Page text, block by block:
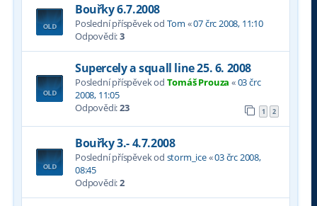
Bouřky 6.7.2008
Poslední příspěvek od Tom «07 črc 2008, 11:10
Odpovědi:3
Supercely a squall line 25. 6. 2008
Poslední příspěvek od Tomáš Prouza «03 črc
2008, 11:05
Odpovědi:23 1 2
Bouřky 3.- 4.7.2008
Poslední příspěvek od storm_ice«03 črc 2008,
08:45
Odpovědi:2